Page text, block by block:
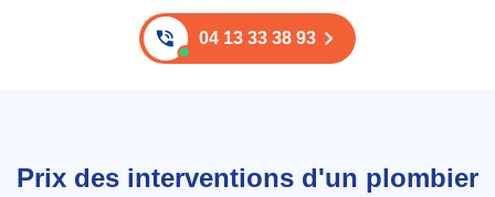
04 13 33 38 93
Prix des interventions d'un plombier